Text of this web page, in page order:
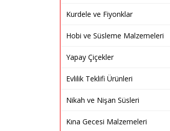
Kurdele ve Fiyonklar
Hobi ve Süsleme Malzemeleri
Yapay Çiçekler
Evlilik Teklifi Ürünleri
Nikah ve Nişan Süsleri
Kına Gecesi Malzemeleri